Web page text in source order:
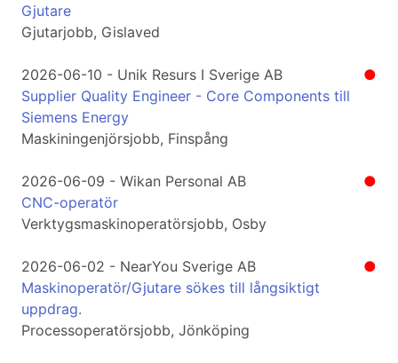
Gjutare
Gjutarjobb, Gislaved
●
2026-06-10 - Unik Resurs I Sverige AB
Supplier Quality Engineer - Core Components till
Siemens Energy
Maskiningenjörsjobb, Finspång
●
2026-06-09 - Wikan Personal AB
CNC-operatör
Verktygsmaskinoperatörsjobb, Osby
●
2026-06-02 - NearYou Sverige AB
Maskinoperatör/Gjutare sökes till långsiktigt
uppdrag.
Processoperatörsjobb, Jönköping